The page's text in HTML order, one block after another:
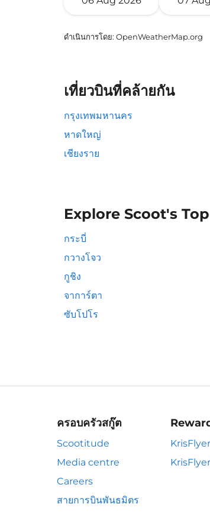
ดำเนินการโดย: OpenWeatherMap.org
เที่ยวบินที่คล้ายกัน
กรุงเทพมหานคร
หาดใหญ่
เชียงราย
Explore Scoot's
กระบี่
กวางโจว
กูชิง
จาการ์ตา
ซับโปโร
ครอบครัวสกู๊ต
Scootitude
Media centre
Careers
สายการบินพันธมิตร
KrisFlyer